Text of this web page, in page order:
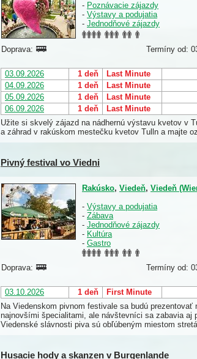
- Poznávacie zájazdy
- Výstavy a podujatia
- Jednodňové zájazdy
Doprava:
Termíny od:
03.09.2026 1 deň Last Minute
04.09.2026
1 deň Last Minute
05.09.2026
1 deň Last Minute
06.09.2026
1 deň Last Minute
Užite si skvelý zájazd na nádhernú výstavu kvetov v
a záhrad v rakúskom mestečku kvetov Tulln a majte
Pivný festival vo Viedni
Rakúsko, Viedeň, Viedeň
- Výstavy a podujatia
- Zábava
- Jednodňové zájazdy
- Kultúra
- Gastro
Doprava:
Termíny od:
03.10.2026 1 deň First Minute
Na Viedenskom pivnom festivale sa budú
najnovšími špecialitami, ale návštevníci sa zabavia aj
Viedenské slávnosti piva sú obľúbeným miestom
Husacie hody a skanzen v Burgenlande